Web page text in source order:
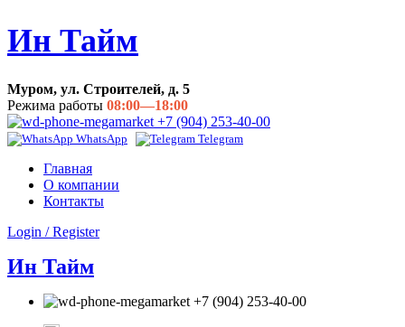
Ин Тайм
Муром, ул. Строителей, д. 5
Режима работы 08:00—18:00
+7 (904) 253-40-00
WhatsApp Telegram
Главная
О компании
Контакты
Login / Register
Ин Тайм
+7 (904) 253-40-00